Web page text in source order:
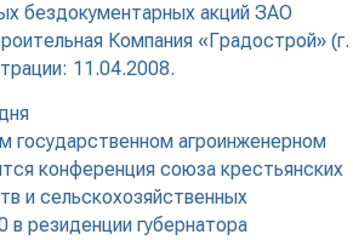
бездокументарных акций ЗАО
Компания «Градострой» (г.
11.04.2008.
государственном агроинженерном
конференция союза крестьянских
и сельскохозяйственных
в резиденции губернатора